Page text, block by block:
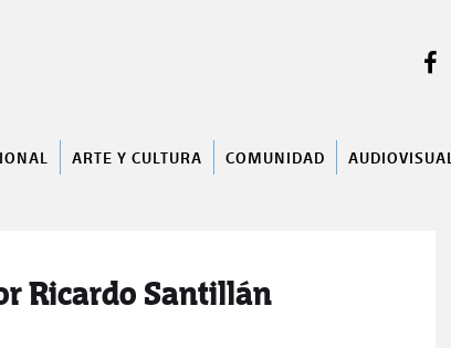
ARTE Y CULTURA COMUNIDAD AUDIOVISUAL
Ricardo Santillán
BUSCAR